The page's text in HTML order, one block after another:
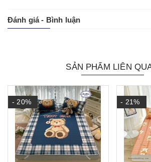
Đánh giá - Bình luận
SẢN PHẨM LIÊN
- 20% - 21%